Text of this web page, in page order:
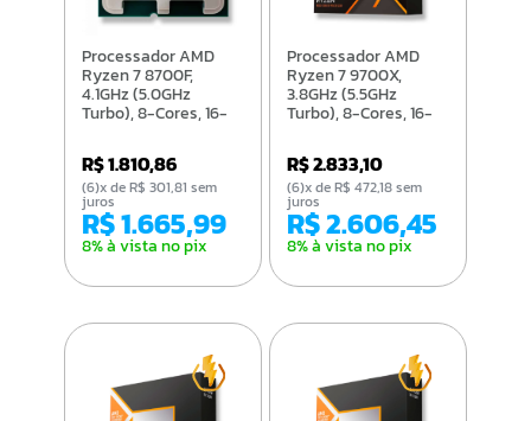
Processador AMD
Ryzen 7 8700F,
4.1GHz (5.0GHz
Turbo), 8-Cores, 16-
100-100001590BOX
R$ 1.810,86
R$ 1.665,99
8% à vista no pix
(6)x de R$ 301,81 sem
juros
Processador AMD
Ryzen 7 9700X,
3.8GHz (5.5GHz
Turbo), 8-Cores, 16-
- 100-100001404WOF
R$ 2.833,10
R$ 2.606,45
8% à vista no pix
(6)x de R$ 472,18 sem
juros